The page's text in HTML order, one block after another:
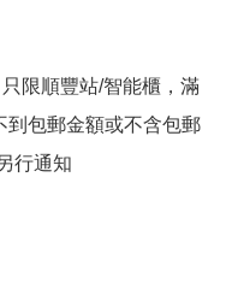
限順豐站/智能櫃，滿
到包郵金額或不含包郵
行通知